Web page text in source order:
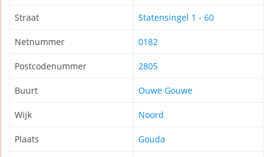
Straat Statensingel 1 - 60
Netnummer 0182
Postcodenummer 2805
Buurt Ouwe Gouwe
Wijk Noord
Plaats Gouda